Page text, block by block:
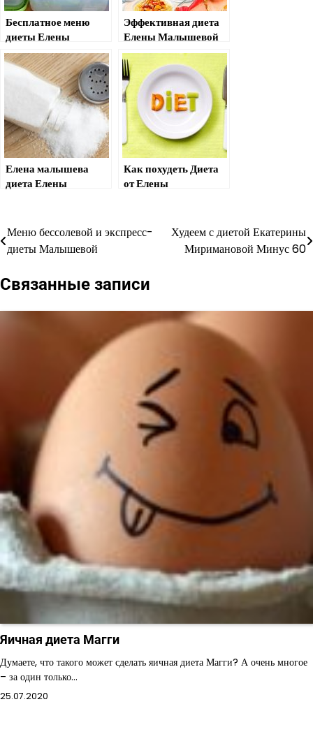
Бесплатное меню
диеты Елены
Малышевой
Эффективная диета
Елены Малышевой
для похудения
Елена малышева
диета Елены
Как похудеть Диета
от Елены
Навигация
по
записям
Меню бессолевой и экспресс-
диеты Малышевой
Худеем с диетой Екатерины
Миримановой Минус 60
Связанные записи
Яичная диета Магги
Думаете, что такого может сделать яичная диета Магги? А очень многое
– за один только…
25.07.2020